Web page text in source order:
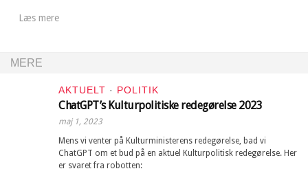
Læs mere
MERE
AKTUELT · POLITIK
ChatGPT’s Kulturpolitiske redegørelse 2023
maj 1, 2023
Mens vi venter på Kulturministerens redegørelse, bad vi
ChatGPT om et bud på en aktuel Kulturpolitisk redegørelse. Her
er svaret fra robotten: